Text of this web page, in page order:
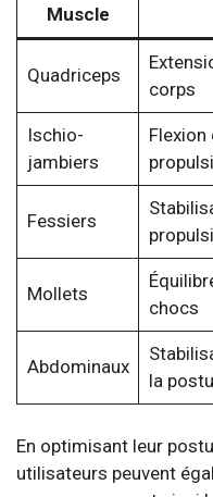
Muscle
Quadriceps
corps
Ischio-
jambiers
Flexion
Fessiers
Mollets
chocs
Abdominaux
la
En optimisant leur
utilisateurs peuvent